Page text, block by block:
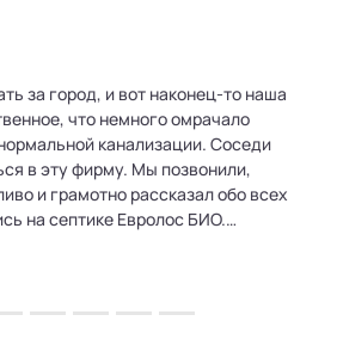
за город, и вот наконец‑то наша
что немного омрачало
канализации. Соседи
в эту фирму. Мы позвонили,
и грамотно рассказал обо всех
на септике Евролос БИО.
установили всё быстро